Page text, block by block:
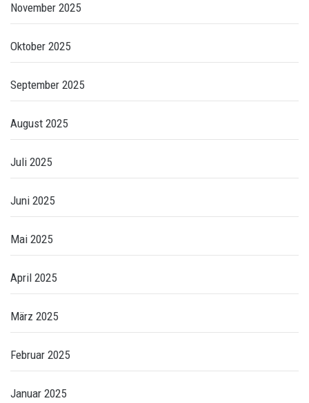
November 2025
Oktober 2025
September 2025
August 2025
Juli 2025
Juni 2025
Mai 2025
April 2025
März 2025
Februar 2025
Januar 2025